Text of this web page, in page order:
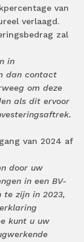
van
verlaagd.
zal
in
dan contact
om deze
als dit ervoor
van 2024 af
door uw
in een BV-
zijn in 2023,
kunt u uw